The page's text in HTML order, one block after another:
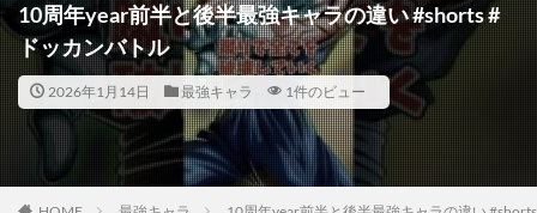
10周年year前半と後半最強キャラの違い #shorts #
ドッカンバトル
2026年1月14日 最強キャラ 1件のビュー